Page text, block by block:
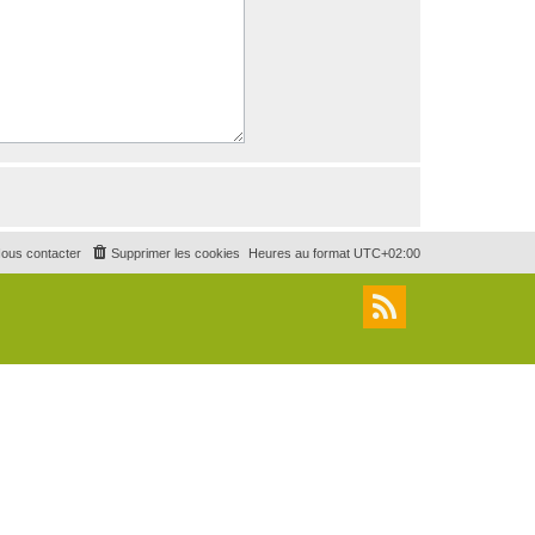
Heures au format UTC+02:00
Supprimer les cookies
contacter